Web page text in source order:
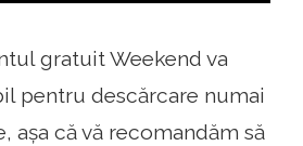
gratuit Weekend va
pentru descărcare numai
așa că vă recomandăm să